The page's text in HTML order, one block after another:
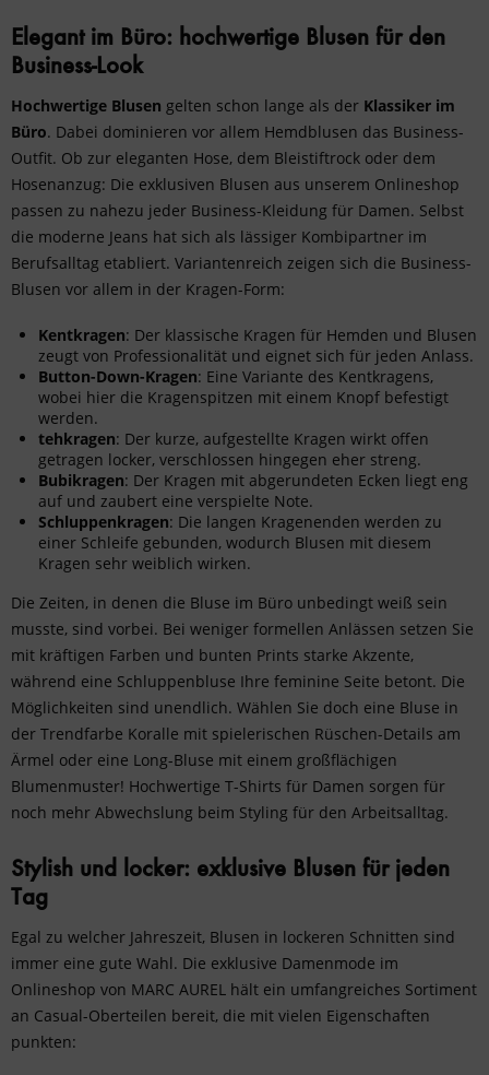
Elegant im Büro: hochwertige Blusen für den
Business-Look
Hochwertige Blusen gelten schon lange als der Klassiker im
Büro. Dabei dominieren vor allem Hemdblusen das Business-
Outfit. Ob zur eleganten Hose, dem Bleistiftrock oder dem
Hosenanzug: Die exklusiven Blusen aus unserem Onlineshop
passen zu nahezu jeder Business-Kleidung für Damen. Selbst
die moderne Jeans hat sich als lässiger Kombipartner im
Berufsalltag etabliert. Variantenreich zeigen sich die Business-
Blusen vor allem in der Kragen-Form:
Kentkragen: Der klassische Kragen für Hemden und Blusen
zeugt von Professionalität und eignet sich für jeden Anlass.
Button-Down-Kragen: Eine Variante des Kentkragens,
wobei hier die Kragenspitzen mit einem Knopf befestigt
werden.
tehkragen: Der kurze, aufgestellte Kragen wirkt offen
getragen locker, verschlossen hingegen eher streng.
Bubikragen: Der Kragen mit abgerundeten Ecken liegt eng
auf und zaubert eine verspielte Note.
Schluppenkragen: Die langen Kragenenden werden zu
einer Schleife gebunden, wodurch Blusen mit diesem
Kragen sehr weiblich wirken.
Die Zeiten, in denen die Bluse im Büro unbedingt weiß sein
musste, sind vorbei. Bei weniger formellen Anlässen setzen Sie
mit kräftigen Farben und bunten Prints starke Akzente,
während eine Schluppenbluse Ihre feminine Seite betont. Die
Möglichkeiten sind unendlich. Wählen Sie doch eine Bluse in
der Trendfarbe Koralle mit spielerischen Rüschen-Details am
Ärmel oder eine Long-Bluse mit einem großflächigen
Blumenmuster! Hochwertige T-Shirts für Damen sorgen für
noch mehr Abwechslung beim Styling für den Arbeitsalltag.
Stylish und locker: exklusive Blusen für jeden
Tag
Egal zu welcher Jahreszeit, Blusen in lockeren Schnitten sind
immer eine gute Wahl. Die exklusive Damenmode im
Onlineshop von MARC AUREL hält ein umfangreiches Sortiment
an Casual-Oberteilen bereit, die mit vielen Eigenschaften
punkten: